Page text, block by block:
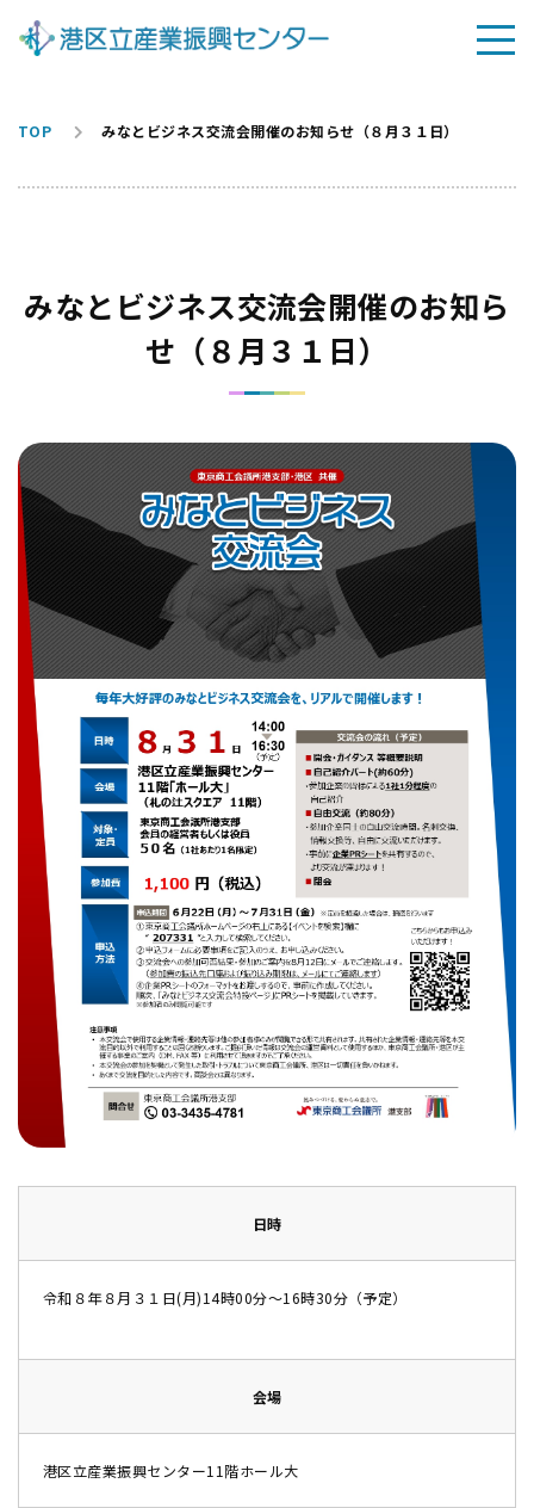
TOP みなとビジネス交流会開催のお知らせ（８月３１日）
みなとビジネス交流会開催のお知ら
せ（８月３１日）
日時
令和８年８月３１日(月)14時00分～16時30分（予定）
会場
港区立産業振興センター11階ホール大